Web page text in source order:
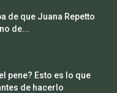
de que Juana Repetto
de...
pene? Esto es lo que
de hacerlo